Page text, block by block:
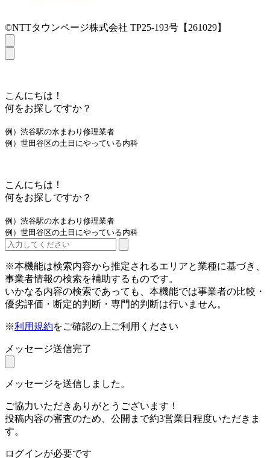
©NTTタウンページ株式会社 TP25-193号【261029】
こんにちは！
何をお探しですか？
例）渋谷駅の水まわり修理業者
例）世田谷区の土日にやっている内科
こんにちは！
何をお探しですか？
例）渋谷駅の水まわり修理業者
例）世田谷区の土日にやっている内科
※本機能は検索内容から推定されるエリアと業種に基づき、
事業者情報の検索を補助するものです。
いかなる内容の検索であっても、本機能では事業者の比較・
優劣評価・断定的判断・専門的判断は行いません。
※利用規約をご確認の上ご利用ください
メッセージ送信完了
メッセージを送信しました。
ご協力いただきありがとうございます！
投稿内容の審査のため、公開まで約3営業日程度いただきま
す。
ログインが必要です